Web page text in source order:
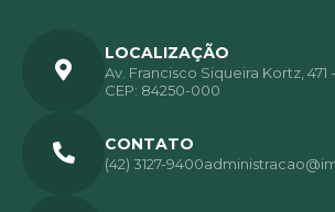
LOCALIZAÇÃO
Av. Francisco Siqueira Kortz, 471
CEP: 84250-000
CONTATO
(42) 3127-9400